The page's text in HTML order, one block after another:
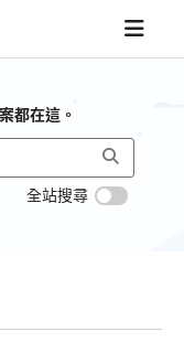
都在這。
全站搜尋